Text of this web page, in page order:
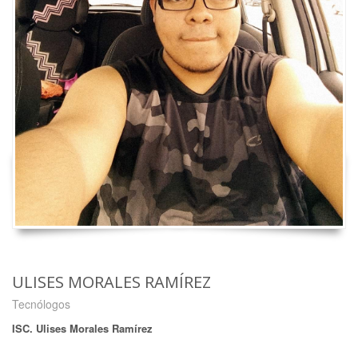
ULISES MORALES RAMÍREZ
Tecnólogos
ISC. Ulises Morales Ramírez